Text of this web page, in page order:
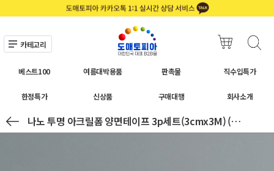
카테고리
베스트100 여름대박용품 판촉물 직수입특가
한정특가 신상품 구매대행 회사소개
나노 투명 아크릴폼 양면테이프 3p세트(3cmx3M) (두께 1mm)